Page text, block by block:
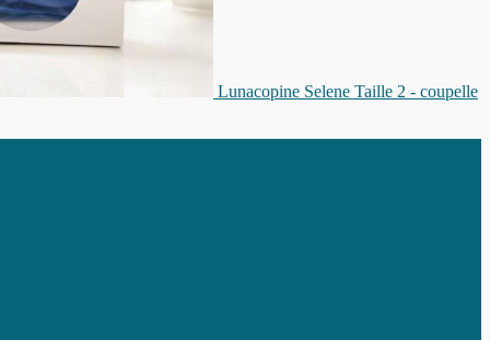
Lunacopine Selene Taille 2 - coupelle